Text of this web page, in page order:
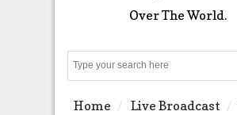
Over The World.
Home Live Broadcast